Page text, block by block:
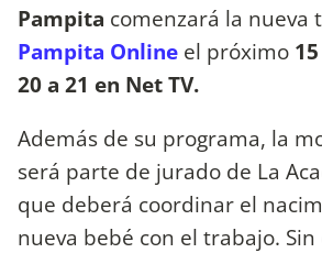
Pampita comenzará la nueva
Pampita Online el próximo
20 a 21 en Net TV.
Además de su programa, la
será parte de jurado de La
que deberá coordinar el
nueva bebé con el trabajo.